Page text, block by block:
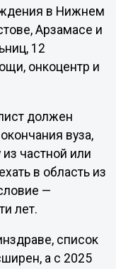
в Нижнем
Арзамасе и
12
онкоцентр и
должен
вуза,
частной или
в область из
—
лет.
список
а с 2025